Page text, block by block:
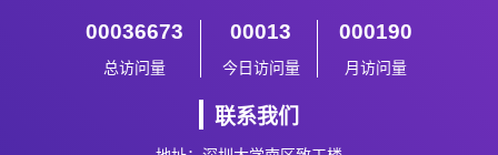
00036673
总访问量
00013
今日访问量
000190
月访问量
联系我们